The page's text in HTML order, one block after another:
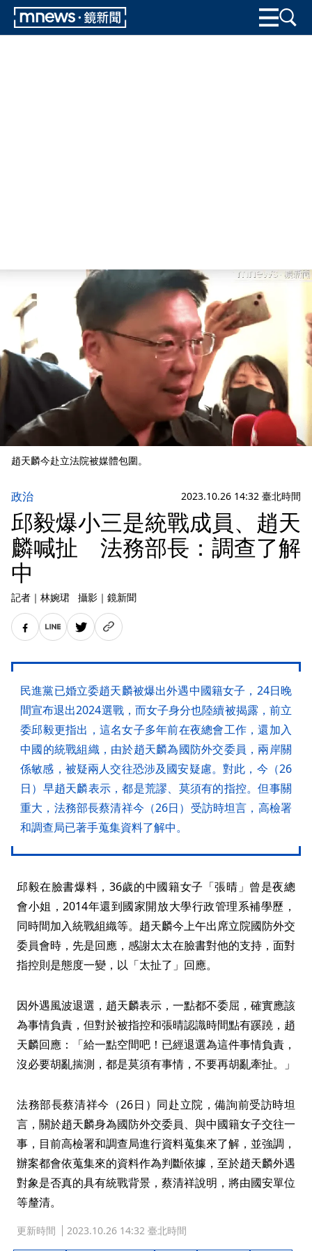
趙天麟今赴立法院被媒體包圍。
政治 2023.10.26 14:32 臺北時間
邱毅爆小三是統戰成員、趙天
麟喊扯 法務部長：調查了解
中
記者 ｜ 林婉珺 攝影 ｜ 鏡新聞
民進黨已婚立委趙天麟被爆出外遇中國籍女子，24日晚
間宣布退出2024選戰，而女子身分也陸續被揭露，前立
委邱毅更指出，這名女子多年前在夜總會工作，還加入
中國的統戰組織，由於趙天麟為國防外交委員，兩岸關
係敏感，被疑兩人交往恐涉及國安疑慮。對此，今（26
日）早趙天麟表示，都是荒謬、莫須有的指控。但事關
重大，法務部長蔡清祥今（26日）受訪時坦言，高檢署
和調查局已著手蒐集資料了解中。
邱毅在臉書爆料，36歲的中國籍女子「張晴」曾是夜總
會小姐，2014年還到國家開放大學行政管理系補學歷，
同時間加入統戰組織等。趙天麟今上午出席立院國防外交
委員會時，先是回應，感謝太太在臉書對他的支持，面對
指控則是態度一變，以「太扯了」回應。
因外遇風波退選，趙天麟表示，一點都不委屈，確實應該
為事情負責，但對於被指控和張晴認識時間點有蹊蹺，趙
天麟回應：「給一點空間吧！已經退選為這件事情負責，
沒必要胡亂揣測，都是莫須有事情，不要再胡亂牽扯。」
法務部長蔡清祥今（26日）同赴立院，備詢前受訪時坦
言，關於趙天麟身為國防外交委員、與中國籍女子交往一
事，目前高檢署和調查局進行資料蒐集來了解，並強調，
辦案都會依蒐集來的資料作為判斷依據，至於趙天麟外遇
對象是否真的具有統戰背景，蔡清祥說明，將由國安單位
等釐清。
更新時間 2023.10.26 14:32 臺北時間